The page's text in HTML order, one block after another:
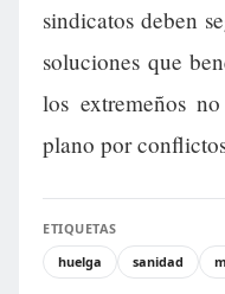
sindicatos deben
soluciones que
los extremeños
plano por
ETIQUETAS
huelga
sanidad